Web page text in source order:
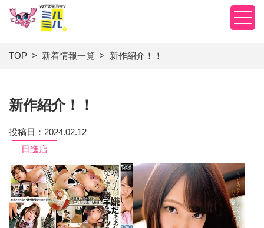
TOP 新着情報一覧 新作紹介！！
新作紹介！！
投稿日：2024.02.12
日進店